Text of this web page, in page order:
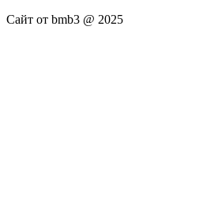
Сайт от bmb3 @ 2025